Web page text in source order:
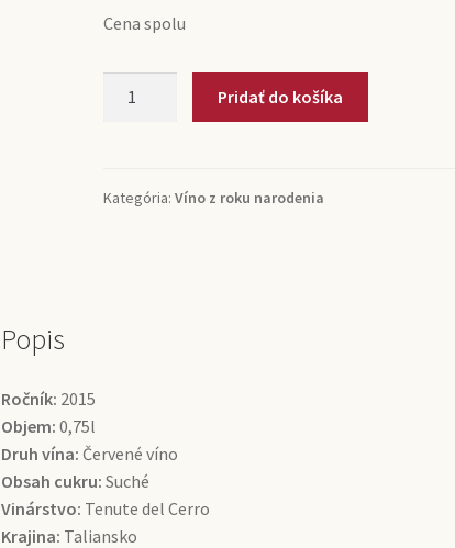
Cena spolu
di
Pridať do košíka
Kategória: Víno z roku narodenia
Popis
Ročník: 2015
Objem: 0,75l
Druh vína: Červené víno
Obsah cukru: Suché
Vinárstvo: Tenute del Cerro
Krajina: Taliansko